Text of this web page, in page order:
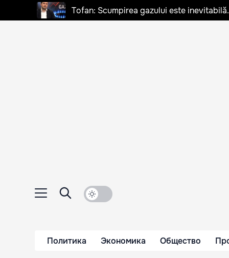
Tofan: Scumpirea gazului este
Политика Экономика Общество